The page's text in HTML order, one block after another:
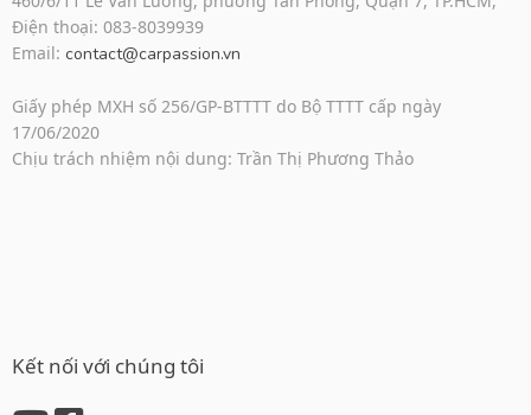
Điện thoại: 083-8039939
Email: contact@carpassion.vn
Giấy phép MXH số 256/GP-BTTTT do Bộ TTTT cấp ngày
17/06/2020
Chịu trách nhiệm nội dung: Trần Thị Phương Thảo
Kết nối với chúng tôi